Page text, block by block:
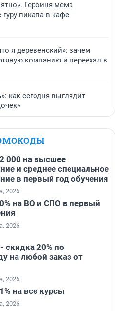
Героиня мема
пикапа в кафе
я деревенский»: зачем
компанию и переехал в
как сегодня выглядит
000 на высшее
и среднее специальное
в первый год обучения
2026
на ВО и СПО в первый
2026
- скидка 20% по
на любой заказ от
2026
на все курсы
2026